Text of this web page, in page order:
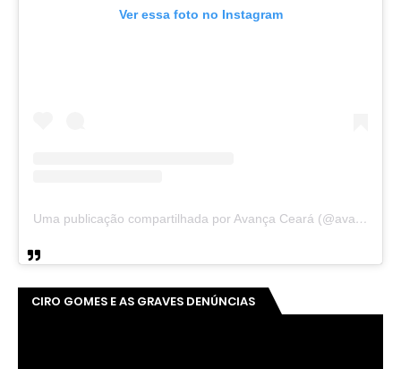
Ver essa foto no Instagram
Uma publicação compartilhada por Avança Ceará (@avancaceara)
CIRO GOMES E AS GRAVES DENÚNCIAS